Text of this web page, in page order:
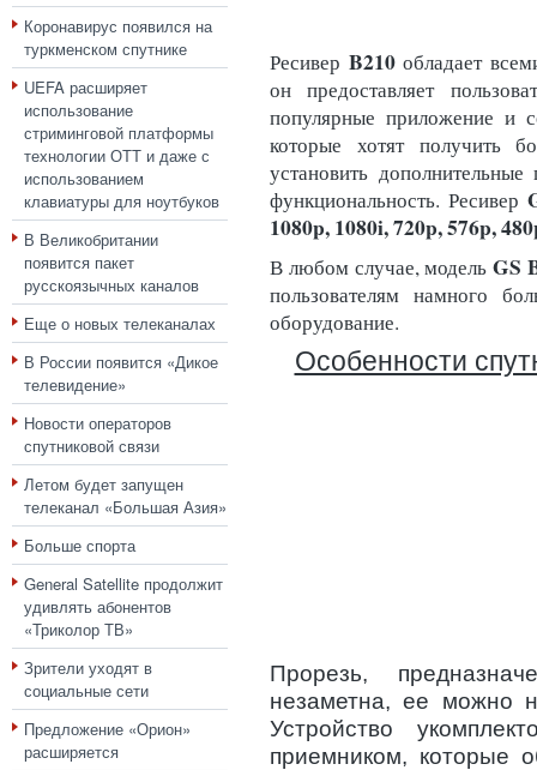
Коронавирус появился на
туркменском спутнике
UEFA расширяет
использование
стриминговой платформы
технологии ОТТ и даже с
использованием
клавиатуры для ноутбуков
В Великобритании
появится пакет
русскоязычных каналов
Еще о новых телеканалах
В России появится «Дикое
телевидение»
Новости операторов
спутниковой связи
Летом будет запущен
телеканал «Большая Азия»
Больше спорта
General Satellite продолжит
удивлять абонентов
«Триколор ТВ»
Зрители уходят в
социальные сети
Предложение «Орион»
расширяется
Ресивер B210обладает
он предоставляет
популярные приложение и
которые хотят получить
установить
функциональность. Ресивер
1080p, 1080i, 720p, 576p,
В любом случае, модельGS
пользователям намного
оборудование.
Особенности
Прорезь,
незаметна, ее можно
Устройство
приемником, которые